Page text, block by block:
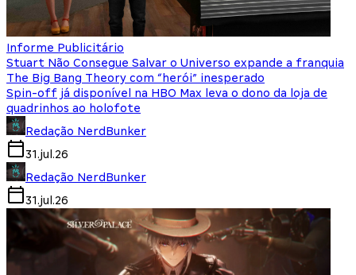
Informe Publicitário
Stuart Não Consegue Salvar o Universo expande a franquia
The Big Bang Theory com “herói” inesperado
Spin-off já disponível na HBO Max leva o dono da loja de
quadrinhos ao holofote
Redação NerdBunker
31.jul.26
Redação NerdBunker
31.jul.26